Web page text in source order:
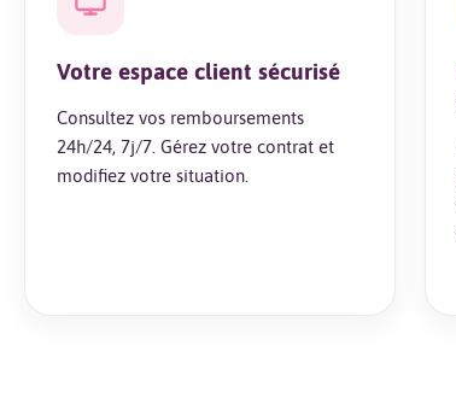
Votre espace client sécurisé
Consultez vos remboursements
24h/24, 7j/7. Gérez votre contrat et
modifiez votre situation.